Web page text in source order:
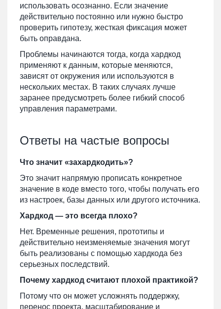
использовать осознанно. Если значение
действительно постоянно или нужно быстро
проверить гипотезу, жесткая фиксация может
быть оправдана.
Проблемы начинаются тогда, когда хардкод
применяют к данным, которые меняются,
зависят от окружения или используются в
нескольких местах. В таких случаях лучше
заранее предусмотреть более гибкий способ
управления параметрами.
Ответы на частые вопросы
Что значит «захардкодить»?
Это значит напрямую прописать конкретное
значение в коде вместо того, чтобы получать его
из настроек, базы данных или другого источника.
Хардкод — это всегда плохо?
Нет. Временные решения, прототипы и
действительно неизменяемые значения могут
быть реализованы с помощью хардкода без
серьезных последствий.
Почему хардкод считают плохой практикой?
Потому что он может усложнять поддержку,
перенос проекта, масштабирование и